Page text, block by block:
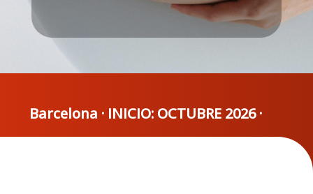
Barcelona · INICIO: OCTUBRE 2026 ·